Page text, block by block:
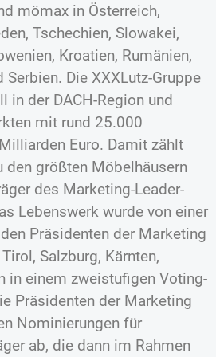
mömax in Österreich,
Tschechien, Slowakei,
Kroatien, Rumänien,
Serbien. Die XXXLutz-Gruppe
in der DACH-Region und
mit rund 25.000
Euro. Damit zählt
den größten Möbelhäusern
des Marketing-Leader-
Lebenswerk wurde von einer
Präsidenten der Marketing
Salzburg, Kärnten,
in einem zweistufigen Voting-
Präsidenten der Marketing
Nominierungen für
ab, die dann im Rahmen